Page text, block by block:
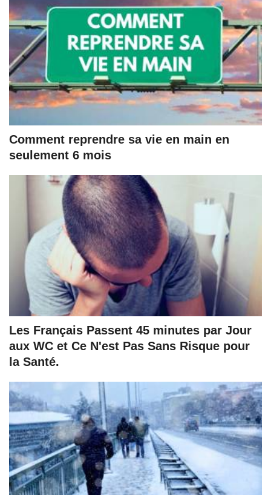
Comment reprendre sa vie en main en
seulement 6 mois
Les Français Passent 45 minutes par Jour
aux WC et Ce N'est Pas Sans Risque pour
la Santé.